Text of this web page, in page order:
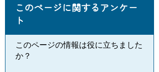
このページに関するアンケー
ト
このページの情報は役に立ちました
か？